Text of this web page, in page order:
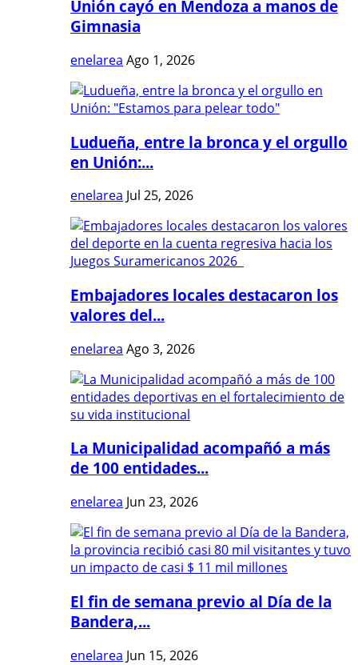
Unión cayó en Mendoza a manos de
Gimnasia
enelarea Ago 1, 2026
Ludueña, entre la bronca y el orgullo
en Unión:...
enelarea Jul 25, 2026
Embajadores locales destacaron los
valores del...
enelarea Ago 3, 2026
La Municipalidad acompañó a más
de 100 entidades...
enelarea Jun 23, 2026
El fin de semana previo al Día de la
Bandera,...
enelarea Jun 15, 2026